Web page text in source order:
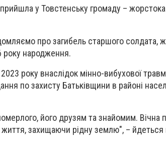
прийшла у Товстенську громаду –
про загибель старшого солдата,
року народження.
року внаслідок мінно-вибухової
по захисту Батьківщини в районі
його друзям та знайомим. Вічна
життя, захищаючи рідну землю", – йдеться